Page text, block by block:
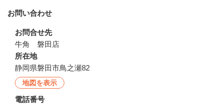
お問い合わせ
お問合せ先
牛角　磐田店
所在地
静岡県磐田市鳥之瀬82
地図を表示
電話番号